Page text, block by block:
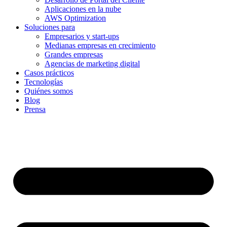
Aplicaciones en la nube
AWS Optimization
Soluciones para
Empresarios y start-ups
Medianas empresas en crecimiento
Grandes empresas
Agencias de marketing digital
Casos prácticos
Tecnologías
Quiénes somos
Blog
Prensa